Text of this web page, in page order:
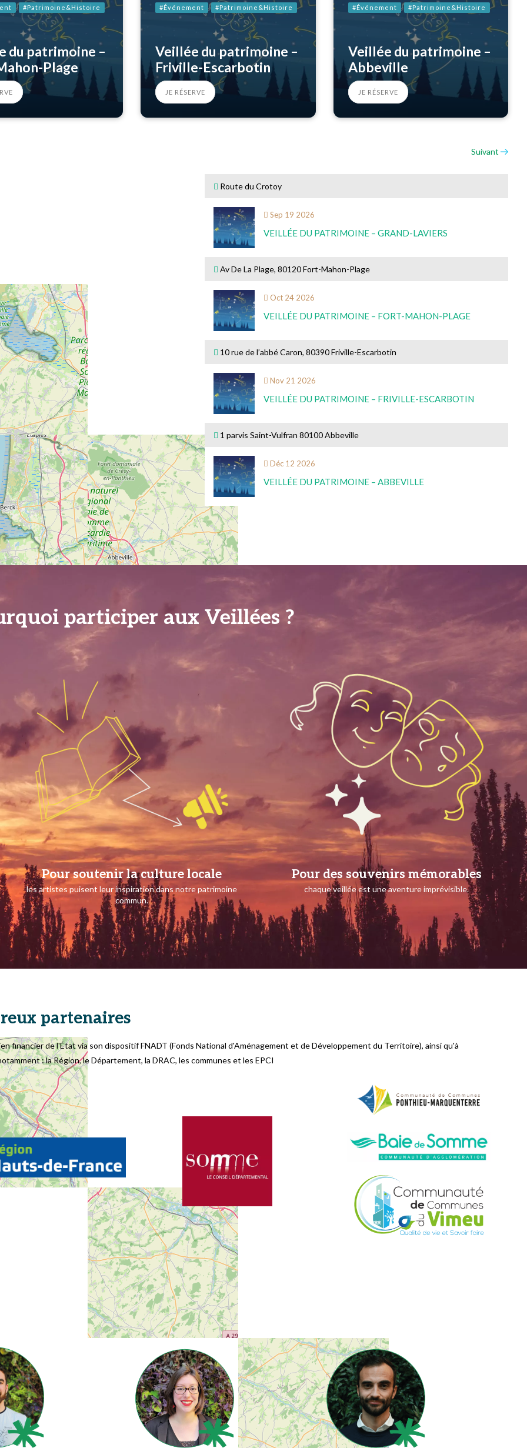
#Patrimoine&Histoire
du patrimoine –
Plage
#Événement #Patrimoine&Histoire
Veillée du patrimoine –
Friville-Escarbotin
JE RÉSERVE
#Événement #Patrimoine&Histoire
Veillée du patrimoine –
Abbeville
JE RÉSERVE
Suivant
Route du Crotoy
Sep 19 2026
VEILLÉE DU PATRIMOINE – GRAND-LAVIERS
Av De La Plage, 80120 Fort-Mahon-Plage
Oct 24 2026
VEILLÉE DU PATRIMOINE – FORT-MAHON-PLAGE
10 rue de l’abbé Caron, 80390 Friville-Escarbotin
Nov 21 2026
VEILLÉE DU PATRIMOINE – FRIVILLE-ESCARBOTIN
1 parvis Saint-Vulfran 80100 Abbeville
Déc 12 2026
VEILLÉE DU PATRIMOINE – ABBEVILLE
participer aux Veillées ?
Pour soutenir la culture locale
les artistes puisent leur inspiration dans notre patrimoine
commun.
Pour des souvenirs mémorables
chaque veillée est une aventure imprévisible.
partenaires
financier de l'État via son dispositif FNADT (Fonds National d'Aménagement et de Développement du Territoire), ainsi qu'à
: la Région, le Département, la DRAC, les communes et les EPCI